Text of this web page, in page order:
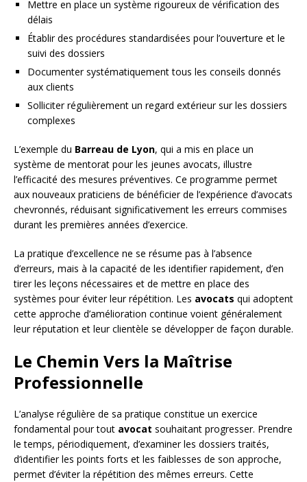
Mettre en place un système rigoureux de vérification des
délais
Établir des procédures standardisées pour l’ouverture et le
suivi des dossiers
Documenter systématiquement tous les conseils donnés
aux clients
Solliciter régulièrement un regard extérieur sur les dossiers
complexes
L’exemple du Barreau de Lyon, qui a mis en place un
système de mentorat pour les jeunes avocats, illustre
l’efficacité des mesures préventives. Ce programme permet
aux nouveaux praticiens de bénéficier de l’expérience d’avocats
chevronnés, réduisant significativement les erreurs commises
durant les premières années d’exercice.
La pratique d’excellence ne se résume pas à l’absence
d’erreurs, mais à la capacité de les identifier rapidement, d’en
tirer les leçons nécessaires et de mettre en place des
systèmes pour éviter leur répétition. Les avocats qui adoptent
cette approche d’amélioration continue voient généralement
leur réputation et leur clientèle se développer de façon durable.
Le Chemin Vers la Maîtrise
Professionnelle
L’analyse régulière de sa pratique constitue un exercice
fondamental pour tout avocat souhaitant progresser. Prendre
le temps, périodiquement, d’examiner les dossiers traités,
d’identifier les points forts et les faiblesses de son approche,
permet d’éviter la répétition des mêmes erreurs. Cette